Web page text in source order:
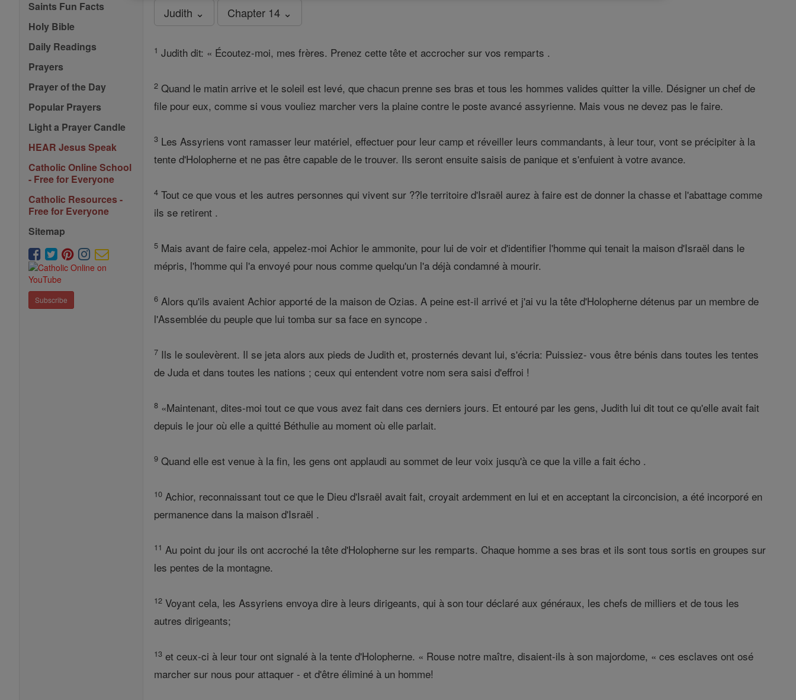
Saints Fun Facts
Holy Bible
Daily Readings
Prayers
Prayer of the Day
Popular Prayers
Light a Prayer Candle
HEAR Jesus Speak
Catholic Online School
- Free for Everyone
Catholic Resources -
Free for Everyone
Sitemap
Subscribe
Judith ⌄ Chapter 14 ⌄
1 Judith dit: « Écoutez-moi, mes frères. Prenez cette tête et accrocher sur vos remparts .
2 Quand le matin arrive et le soleil est levé, que chacun prenne ses bras et tous les hommes valides quitter la ville. Désigner un chef de
file pour eux, comme si vous vouliez marcher vers la plaine contre le poste avancé assyrienne. Mais vous ne devez pas le faire.
3 Les Assyriens vont ramasser leur matériel, effectuer pour leur camp et réveiller leurs commandants, à leur tour, vont se précipiter à la
tente d'Holopherne et ne pas être capable de le trouver. Ils seront ensuite saisis de panique et s'enfuient à votre avance.
4 Tout ce que vous et les autres personnes qui vivent sur ??le territoire d'Israël aurez à faire est de donner la chasse et l'abattage comme
ils se retirent .
5 Mais avant de faire cela, appelez-moi Achior le ammonite, pour lui de voir et d'identifier l'homme qui tenait la maison d'Israël dans le
mépris, l'homme qui l'a envoyé pour nous comme quelqu'un l'a déjà condamné à mourir.
6 Alors qu'ils avaient Achior apporté de la maison de Ozias. A peine est-il arrivé et j'ai vu la tête d'Holopherne détenus par un membre de
l'Assemblée du peuple que lui tomba sur sa face en syncope .
7 Ils le soulevèrent. Il se jeta alors aux pieds de Judith et, prosternés devant lui, s'écria: Puissiez- vous être bénis dans toutes les tentes
de Juda et dans toutes les nations ; ceux qui entendent votre nom sera saisi d'effroi !
8 «Maintenant, dites-moi tout ce que vous avez fait dans ces derniers jours. Et entouré par les gens, Judith lui dit tout ce qu'elle avait fait
depuis le jour où elle a quitté Béthulie au moment où elle parlait.
9 Quand elle est venue à la fin, les gens ont applaudi au sommet de leur voix jusqu'à ce que la ville a fait écho .
10 Achior, reconnaissant tout ce que le Dieu d'Israël avait fait, croyait ardemment en lui et en acceptant la circoncision, a été incorporé en
permanence dans la maison d'Israël .
11 Au point du jour ils ont accroché la tête d'Holopherne sur les remparts. Chaque homme a ses bras et ils sont tous sortis en groupes sur
les pentes de la montagne.
12 Voyant cela, les Assyriens envoya dire à leurs dirigeants, qui à son tour déclaré aux généraux, les chefs de milliers et de tous les
autres dirigeants;
13 et ceux-ci à leur tour ont signalé à la tente d'Holopherne. « Rouse notre maître, disaient-ils à son majordome, « ces esclaves ont osé
marcher sur nous pour attaquer - et d'être éliminé à un homme!